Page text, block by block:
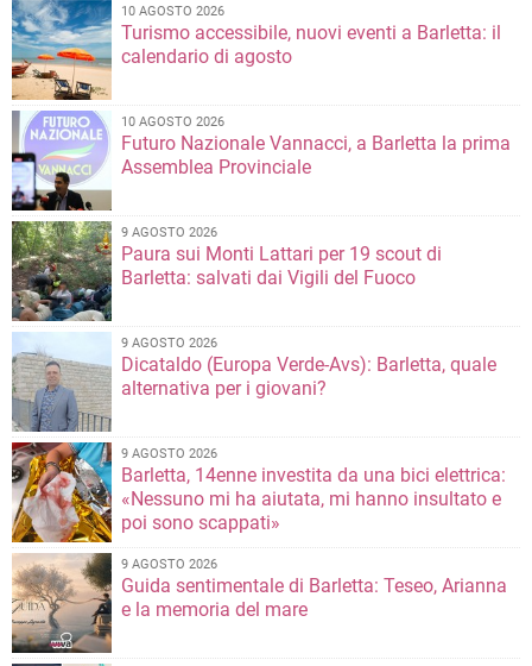
10 AGOSTO 2026
Turismo accessibile, nuovi eventi a Barletta: il
calendario di agosto
10 AGOSTO 2026
Futuro Nazionale Vannacci, a Barletta la prima
Assemblea Provinciale
9 AGOSTO 2026
Paura sui Monti Lattari per 19 scout di
Barletta: salvati dai Vigili del Fuoco
9 AGOSTO 2026
Dicataldo (Europa Verde-Avs): Barletta, quale
alternativa per i giovani?
9 AGOSTO 2026
Barletta, 14enne investita da una bici elettrica:
«Nessuno mi ha aiutata, mi hanno insultato e
poi sono scappati»
9 AGOSTO 2026
Guida sentimentale di Barletta: Teseo, Arianna
e la memoria del mare